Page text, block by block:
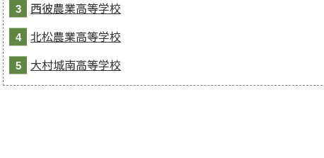
西彼農業高等学校
北松農業高等学校
大村城南高等学校